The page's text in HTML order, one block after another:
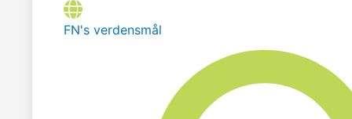
FN's verdensmål